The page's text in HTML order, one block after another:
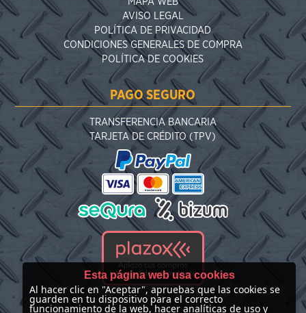
AVISO LEGAL
POLÍTICA DE PRIVACIDAD
CONDICIONES GENERALES DE COMPRA
POLÍTICA DE COOKIES
PAGO SEGURO
TRANSFERENCIA BANCARIA
TARJETA DE CRÉDITO (TPV)
Esta página web usa cookies
Al hacer clic en "Aceptar", apruebas que las cookies se
guarden en tu dispositivo para el correcto
funcionamiento de la web, hacer analíticas de uso y